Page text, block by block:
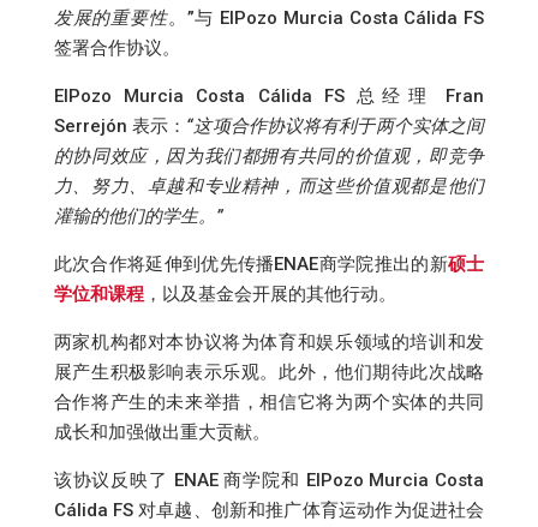
发展的重要性。”与 ElPozo Murcia Costa Cálida FS
签署合作协议。
ElPozo Murcia Costa Cálida FS 总经理 Fran
Serrejón 表示： “这项合作协议将有利于两个实体之间
的协同效应，因为我们都拥有共同的价值观，即竞争
力、努力、卓越和专业精神，而这些价值观都是他们
灌输的他们的学生。”
此次合作将延伸到优先传播ENAE商学院推出的新硕士
学位和课程，以及基金会开展的其他行动。
两家机构都对本协议将为体育和娱乐领域的培训和发
展产生积极影响表示乐观。此外，他们期待此次战略
合作将产生的未来举措，相信它将为两个实体的共同
成长和加强做出重大贡献。
该协议反映了 ENAE 商学院和 ElPozo Murcia Costa
Cálida FS 对卓越、创新和推广体育运动作为促进社会